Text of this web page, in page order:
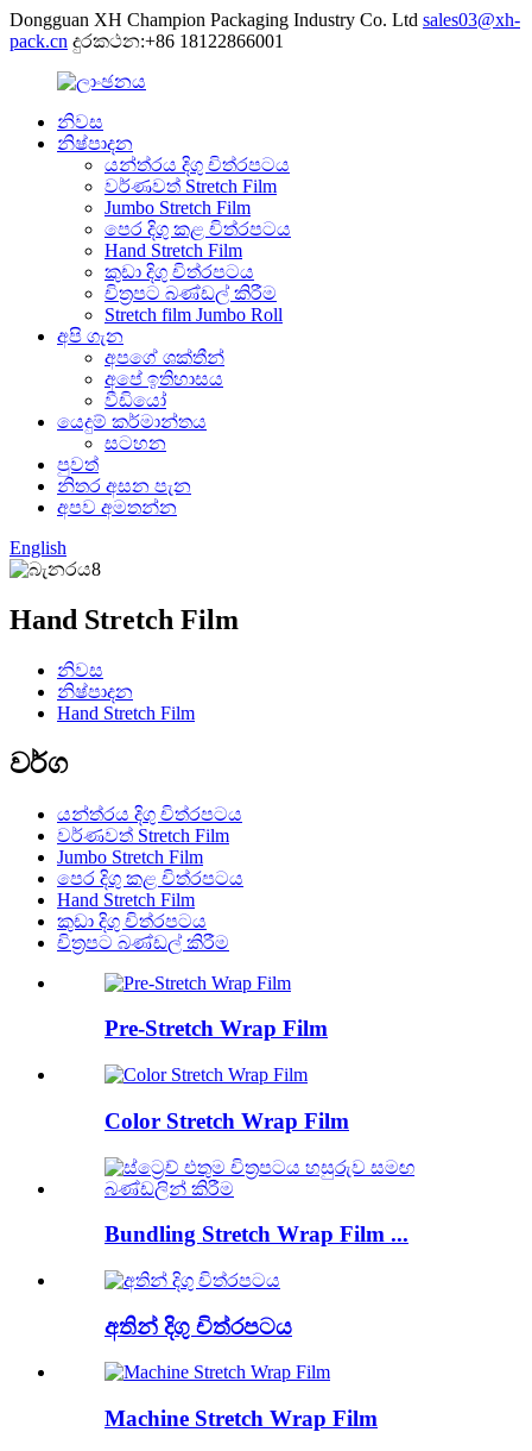
Dongguan XH Champion Packaging Industry Co. Ltd sales03@xh-
pack.cn දුරකථන:+86 18122866001
නිවස
නිෂ්පාදන
යන්ත්රය දිගු චිත්රපටය
වර්ණවත් Stretch Film
Jumbo Stretch Film
පෙර දිගු කළ චිත්රපටය
Hand Stretch Film
කුඩා දිගු චිත්රපටය
චිත්‍රපට බණ්ඩල් කිරීම
Stretch film Jumbo Roll
අපි ගැන
අපගේ ශක්තීන්
අපේ ඉතිහාසය
වීඩියෝ
යෙදුම් කර්මාන්තය
සටහන
පුවත්
නිතර අසන පැන
අපව අමතන්න
English
Hand Stretch Film
නිවස
නිෂ්පාදන
Hand Stretch Film
වර්ග
යන්ත්රය දිගු චිත්රපටය
වර්ණවත් Stretch Film
Jumbo Stretch Film
පෙර දිගු කළ චිත්රපටය
Hand Stretch Film
කුඩා දිගු චිත්රපටය
චිත්‍රපට බණ්ඩල් කිරීම
Pre-Stretch Wrap Film
Color Stretch Wrap Film
Bundling Stretch Wrap Film ...
අතින් දිගු චිත්රපටය
Machine Stretch Wrap Film